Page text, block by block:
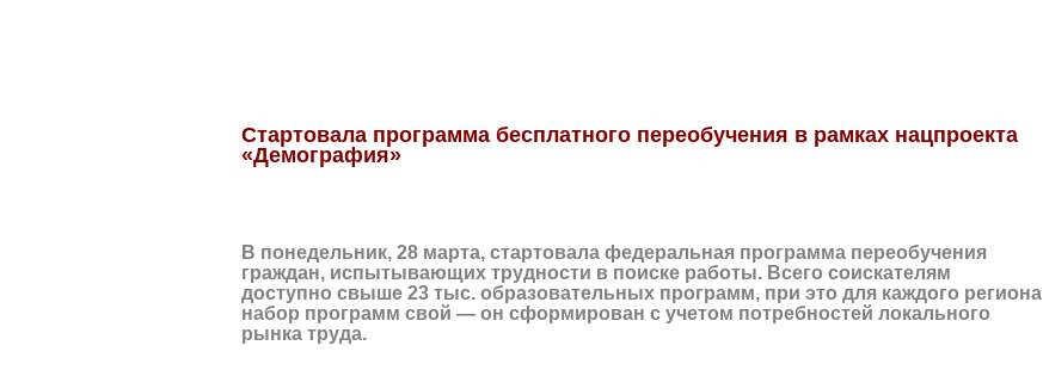
Стартовала программа бесплатного переобучения в рамках нацпроекта
«Демография»
В понедельник, 28 марта, стартовала федеральная программа переобучения
граждан, испытывающих трудности в поиске работы. Всего соискателям
доступно свыше 23 тыс. образовательных программ, при это для каждого региона
набор программ свой — он сформирован с учетом потребностей локального
рынка труда.